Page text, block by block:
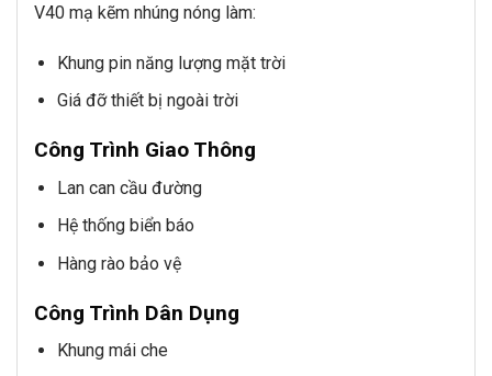
V40 mạ kẽm nhúng nóng làm:
Khung pin năng lượng mặt trời
Giá đỡ thiết bị ngoài trời
Công Trình Giao Thông
Lan can cầu đường
Hệ thống biển báo
Hàng rào bảo vệ
Công Trình Dân Dụng
Khung mái che